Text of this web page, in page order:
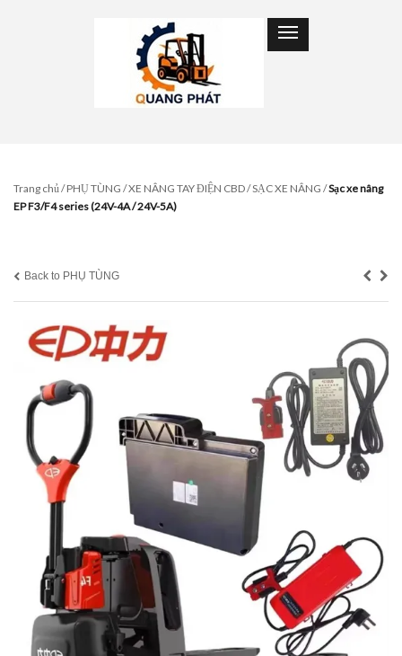
Trang chủ/PHỤ TÙNG /XE NÂNG TAY ĐIỆN CBD/SẠC XE NÂNG /Sạc xe nâng
EP F3/F4 series (24V-4A / 24V-5A)
Back to PHỤ TÙNG